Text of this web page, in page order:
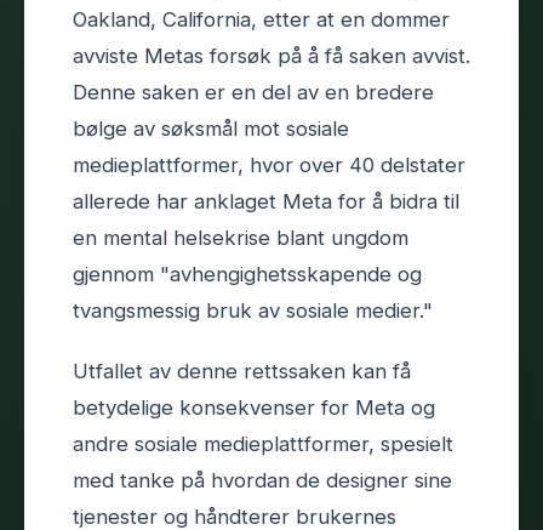
Oakland, California, etter at en dommer
avviste Metas forsøk på å få saken avvist.
Denne saken er en del av en bredere
bølge av søksmål mot sosiale
medieplattformer, hvor over 40 delstater
allerede har anklaget Meta for å bidra til
en mental helsekrise blant ungdom
gjennom "avhengighetsskapende og
tvangsmessig bruk av sosiale medier."
Utfallet av denne rettssaken kan få
betydelige konsekvenser for Meta og
andre sosiale medieplattformer, spesielt
med tanke på hvordan de designer sine
tjenester og håndterer brukernes